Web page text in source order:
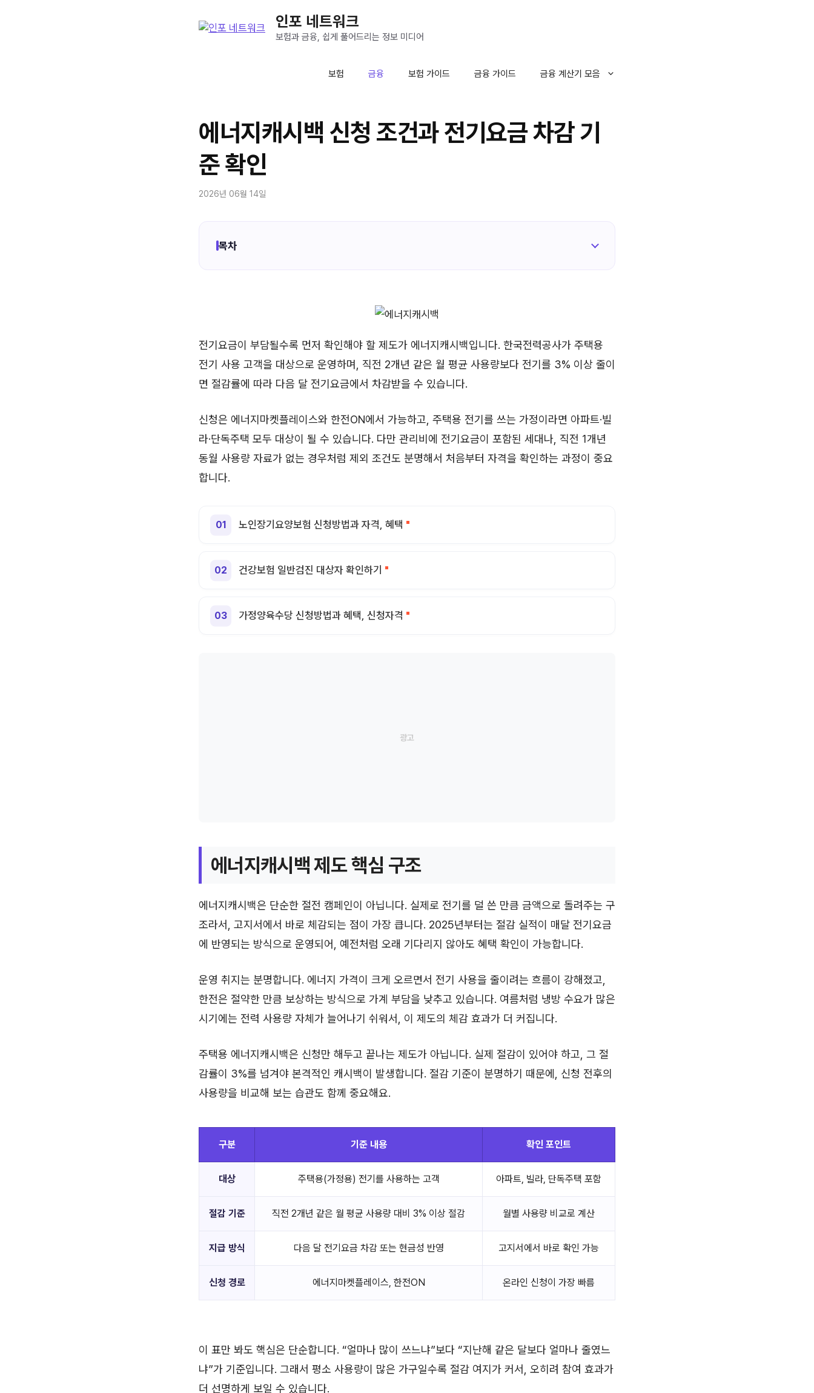
인포 네트워크
보험과 금융, 쉽게 풀어드리는 정보 미디어
보험 금융 보험 가이드 금융 가이드 금융 계산기 모음
에너지캐시백 신청 조건과 전기요금 차감 기
준 확인
2026년 06월 14일
목차
전기요금이 부담될수록 먼저 확인해야 할 제도가 에너지캐시백입니다. 한국전력공사가 주택용
전기 사용 고객을 대상으로 운영하며, 직전 2개년 같은 월 평균 사용량보다 전기를 3% 이상 줄이
면 절감률에 따라 다음 달 전기요금에서 차감받을 수 있습니다.
신청은 에너지마켓플레이스와 한전ON에서 가능하고, 주택용 전기를 쓰는 가정이라면 아파트·빌
라·단독주택 모두 대상이 될 수 있습니다. 다만 관리비에 전기요금이 포함된 세대나, 직전 1개년
동월 사용량 자료가 없는 경우처럼 제외 조건도 분명해서 처음부터 자격을 확인하는 과정이 중요
합니다.
노인장기요양보험 신청방법과 자격, 혜택
건강보험 일반검진 대상자 확인하기
가정양육수당 신청방법과 혜택, 신청자격
에너지캐시백 제도 핵심 구조
에너지캐시백은 단순한 절전 캠페인이 아닙니다. 실제로 전기를 덜 쓴 만큼 금액으로 돌려주는 구
조라서, 고지서에서 바로 체감되는 점이 가장 큽니다. 2025년부터는 절감 실적이 매달 전기요금
에 반영되는 방식으로 운영되어, 예전처럼 오래 기다리지 않아도 혜택 확인이 가능합니다.
운영 취지는 분명합니다. 에너지 가격이 크게 오르면서 전기 사용을 줄이려는 흐름이 강해졌고,
한전은 절약한 만큼 보상하는 방식으로 가계 부담을 낮추고 있습니다. 여름처럼 냉방 수요가 많은
시기에는 전력 사용량 자체가 늘어나기 쉬워서, 이 제도의 체감 효과가 더 커집니다.
주택용 에너지캐시백은 신청만 해두고 끝나는 제도가 아닙니다. 실제 절감이 있어야 하고, 그 절
감률이 3%를 넘겨야 본격적인 캐시백이 발생합니다. 절감 기준이 분명하기 때문에, 신청 전후의
사용량을 비교해 보는 습관도 함께 중요해요.
구분 기준 내용 확인 포인트
대상 주택용(가정용) 전기를 사용하는 고객 아파트, 빌라, 단독주택 포함
절감 기준 직전 2개년 같은 월 평균 사용량 대비 3% 이상 절감 월별 사용량 비교로 계산
지급 방식 다음 달 전기요금 차감 또는 현금성 반영 고지서에서 바로 확인 가능
신청 경로 에너지마켓플레이스, 한전ON 온라인 신청이 가장 빠름
이 표만 봐도 핵심은 단순합니다. “얼마나 많이 쓰느냐”보다 “지난해 같은 달보다 얼마나 줄였느
냐”가 기준입니다. 그래서 평소 사용량이 많은 가구일수록 절감 여지가 커서, 오히려 참여 효과가
더 선명하게 보일 수 있습니다.